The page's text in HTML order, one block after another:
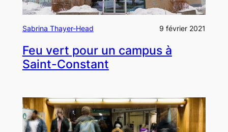
Sabrina Thayer-Head 9 février 2021
Feu vert pour un campus à
Saint-Constant